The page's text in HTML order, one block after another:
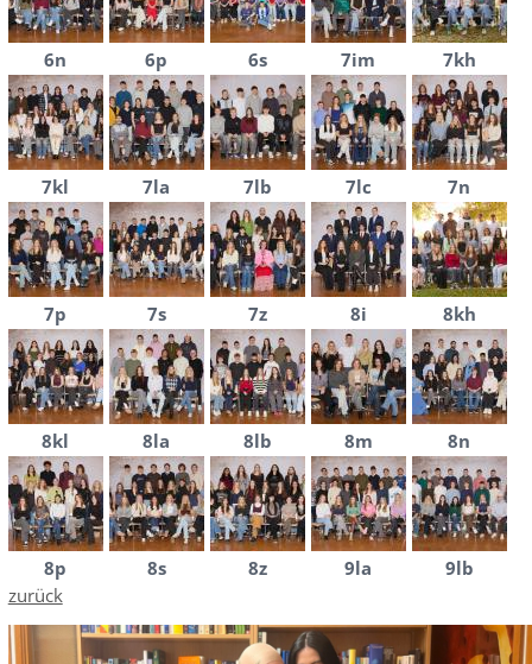
6n 6p 6s 7im 7kh
7kl 7la 7lb 7lc 7n
7p 7s 7z 8i 8kh
8kl 8la 8lb 8m 8n
8p 8s 8z 9la
9lb
zurück